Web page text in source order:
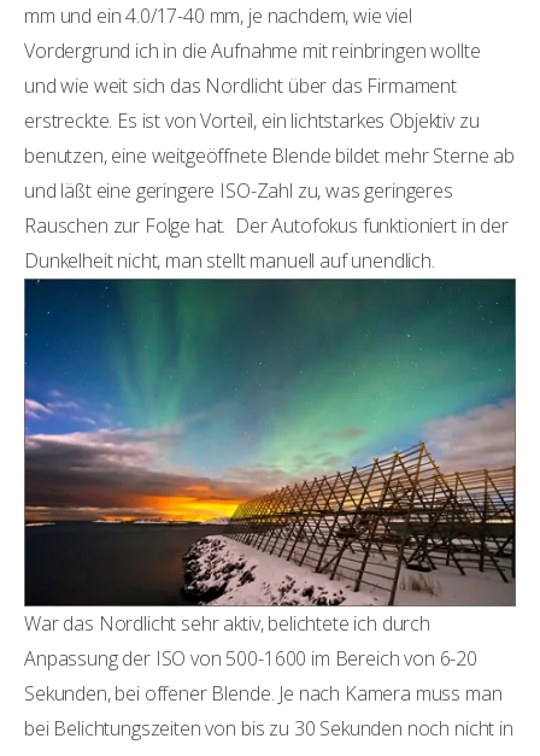
mm und ein 4.0/17-40 mm, je nachdem, wie viel
Vordergrund ich in die Aufnahme mit reinbringen wollte
und wie weit sich das Nordlicht über das Firmament
erstreckte. Es ist von Vorteil, ein lichtstarkes Objektiv zu
benutzen, eine weitgeöffnete Blende bildet mehr Sterne ab
und läßt eine geringere ISO-Zahl zu, was geringeres
Rauschen zur Folge hat. Der Autofokus funktioniert in der
Dunkelheit nicht, man stellt manuell auf unendlich.
War das Nordlicht sehr aktiv, belichtete ich durch
Anpassung der ISO von 500-1600 im Bereich von 6-20
Sekunden, bei offener Blende. Je nach Kamera muss man
bei Belichtungszeiten von bis zu 30 Sekunden noch nicht in